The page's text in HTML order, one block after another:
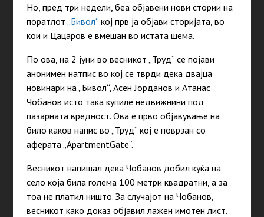
Но, пред три недели, беа објавени нови стории на
поратлот „Бивол“кој прв ја објави сторијата, во
кои и Цацаров е вмешан во истата шема.
По ова, на 2 јуни во весникот „Труд“ се појави
анонимен натпис во кој се тврди дека двајца
новинари на „Бивол“, Асен Јорданов и Атанас
Чобанов исто така купиле недвижнини под
пазарната вредност. Ова е прво објавување на
било каков напис во „Труд“ кој е поврзан со
аферата „ApartmentGate“.
Весникот напишал дека Чобанов добил куќа на
село која била голема 100 метри квадратни, а за
тоа не платил ништо. За случајот на Чобанов,
весникот како доказ објавил лажен имотен лист.